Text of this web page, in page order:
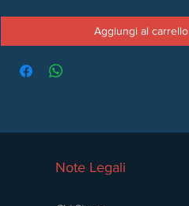
Aggiungi al carrello
Note Legali